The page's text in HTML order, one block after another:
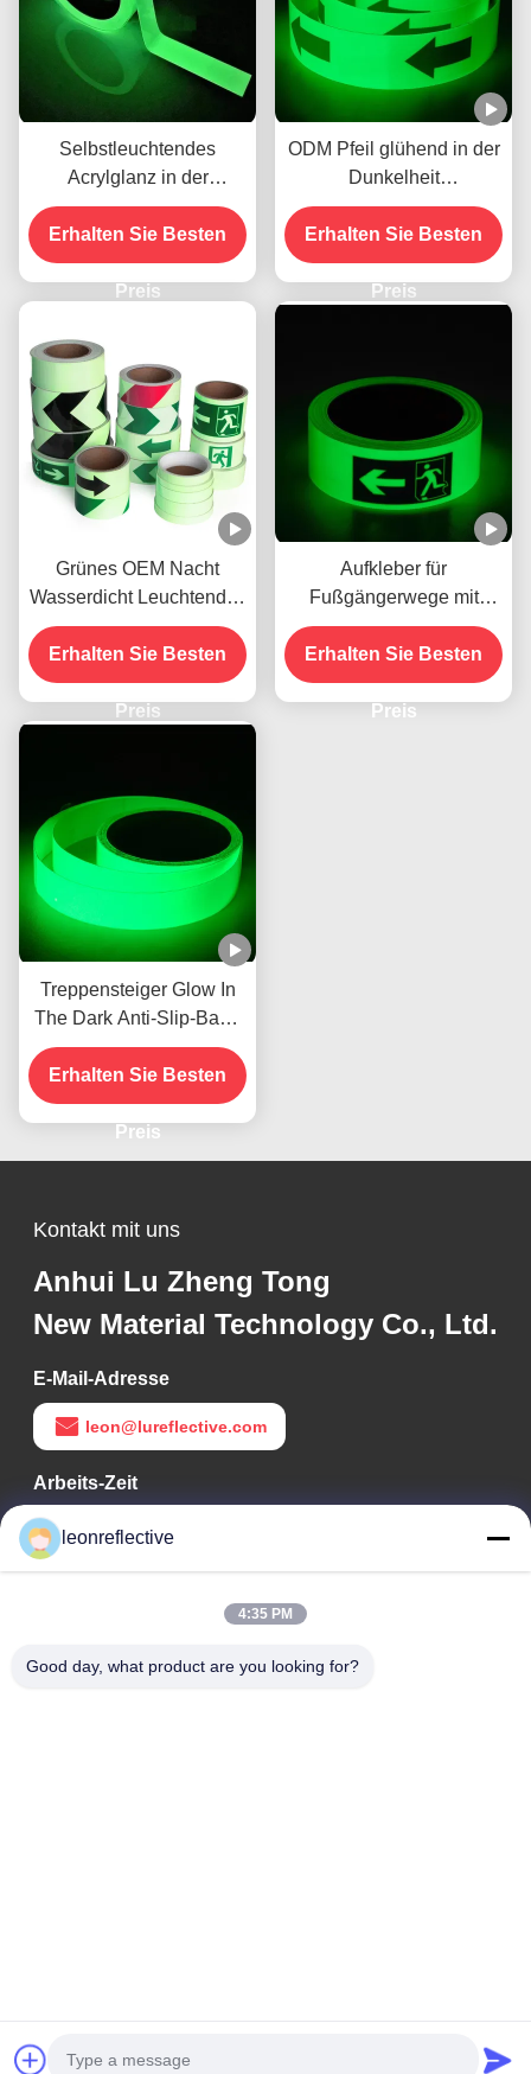
Selbstleuchtendes
Acrylglanz in der
Dunkelheit für Enten
druckbar
Erhalten Sie Besten
Preis
ODM Pfeil glühend in der
Dunkelheit
Aufkleberband für
Nachtwarnung
Erhalten Sie Besten
Preis
Grünes OEM Nacht
Wasserdicht Leuchtendes
Klebeband
Erhalten Sie Besten
Preis
Aufkleber für
Fußgängerwege mit
reflektierendem Licht im
Dunkeln
Erhalten Sie Besten
Preis
Treppensteiger Glow In
The Dark Anti-Slip-Band
Aufkleber für
Lichtverleuchter
Erhalten Sie Besten
Preis
Kontakt mit uns
Anhui Lu Zheng Tong
New Material Technology Co., Ltd.
E-Mail-Adresse
leon@lureflective.com
Arbeits-Zeit
9:00-18:00
Unsere Adresse
Adresse des Unternehmens
Technologiepark Huayi, Hightech-Zone, Hefei, Anhui, China
Datenschutzrichtlinie
leonreflective
4:35 PM
Good day, what product are you looking for?